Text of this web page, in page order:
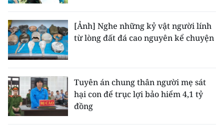
[Ảnh] Nghe những kỷ vật người lính
từ lòng đất đá cao nguyên kể chuyện
Tuyên án chung thân người mẹ sát
hại con để trục lợi bảo hiểm 4,1 tỷ
đồng